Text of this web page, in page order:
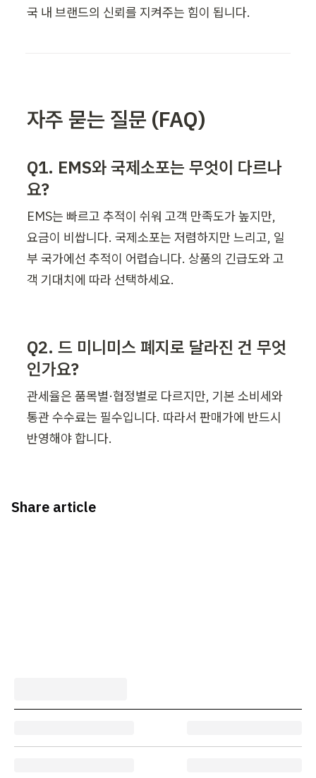
국 내 브랜드의 신뢰를 지켜주는 힘이 됩니다.
자주 묻는 질문 (FAQ)
Q1. EMS와 국제소포는 무엇이 다르나
요?
EMS는 빠르고 추적이 쉬워 고객 만족도가 높지만,
요금이 비쌉니다. 국제소포는 저렴하지만 느리고, 일
부 국가에선 추적이 어렵습니다. 상품의 긴급도와 고
객 기대치에 따라 선택하세요.
Q2. 드 미니미스 폐지로 달라진 건 무엇
인가요?
관세율은 품목별·협정별로 다르지만, 기본 소비세와
통관 수수료는 필수입니다. 따라서 판매가에 반드시
반영해야 합니다.
Share article